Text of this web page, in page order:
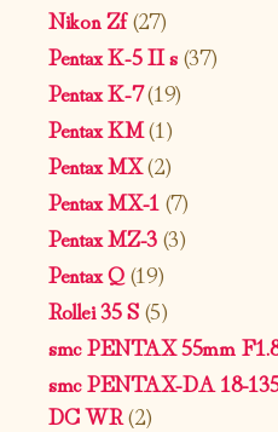
Nikon Zf(27)
Pentax K-5 II s(37)
Pentax K-7(19)
Pentax KM(1)
Pentax MX(2)
Pentax MX-1 (7)
Pentax MZ-3(3)
Pentax Q(19)
Rollei 35 S(5)
smc PENTAX 55mm
smc PENTAX-DA 18-
DC WR(2)